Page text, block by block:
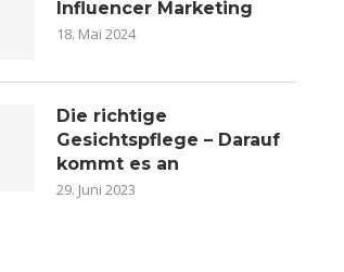
Influencer Marketing
18. Mai 2024
Die richtige
Gesichtspflege – Darauf
kommt es an
29. Juni 2023